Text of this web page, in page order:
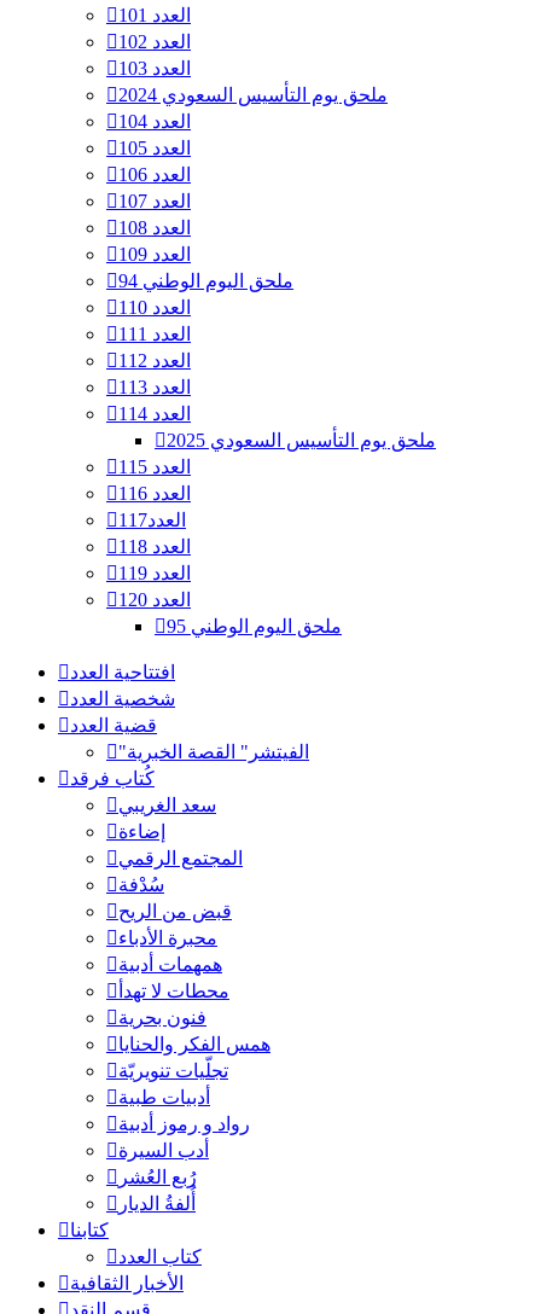
العدد 101
العدد 102
العدد 103
ملحق يوم التأسيس السعودي 2024
العدد 104
العدد 105
العدد 106
العدد 107
العدد 108
العدد 109
ملحق اليوم الوطني 94
العدد 110
العدد 111
العدد 112
العدد 113
العدد 114
ملحق يوم التأسيس السعودي 2025
العدد 115
العدد 116
العدد117
العدد 118
العدد 119
العدد 120
ملحق اليوم الوطني 95
افتتاحية العدد
شخصية العدد
قضية العدد
"الفيتشر" القصة الخبرية
كُتاب فرقد
سعد الغريبي
إضاءة
المجتمع الرقمي
سُدْفة
قبض من الريح
محبرة الأدباء
همهمات أدبية
محطات لا تهدأ
فنون بحرية
همس الفكر والحنايا
تجلّيات تنويريّة
أدبيات طبية
رواد و رموز أدبية
أدب السيرة
رُبع العُشر
أُلفةُ الديار
كتابنا
كتاب العدد
الأخبار الثقافية
قسم النقد